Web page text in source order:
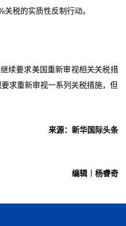
税的实质性反制行动。
续要求美国重新审视相关关税措
求重新审视一系列关税措施，但
来源：新华国际头条
编辑︱杨睿奇